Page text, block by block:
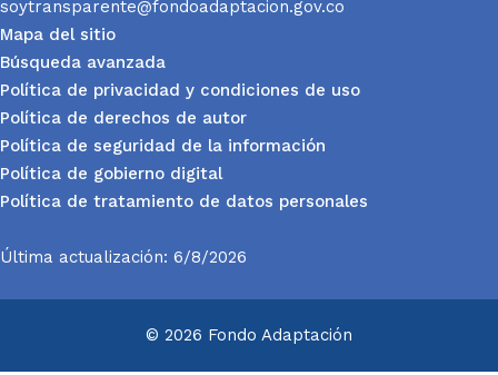
soytransparente@fondoadaptacion.gov.co
Mapa del sitio
Búsqueda avanzada
Política de privacidad y condiciones de uso
Política de derechos de autor
Política de seguridad de la información
Política de gobierno digital
Política de tratamiento de datos personales
Última actualización: 6/8/2026
© 2026 Fondo Adaptación